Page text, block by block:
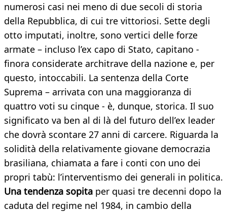
numerosi casi nei meno di due secoli di storia
della Repubblica, di cui tre vittoriosi. Sette degli
otto imputati, inoltre, sono vertici delle forze
armate – incluso l’ex capo di Stato, capitano -
finora considerate architrave della nazione e, per
questo, intoccabili. La sentenza della Corte
Suprema – arrivata con una maggioranza di
quattro voti su cinque - è, dunque, storica. Il suo
significato va ben al di là del futuro dell’ex leader
che dovrà scontare 27 anni di carcere. Riguarda la
solidità della relativamente giovane democrazia
brasiliana, chiamata a fare i conti con uno dei
propri tabù: l’interventismo dei generali in politica.
Una tendenza sopita per quasi tre decenni dopo la
caduta del regime nel 1984, in cambio della